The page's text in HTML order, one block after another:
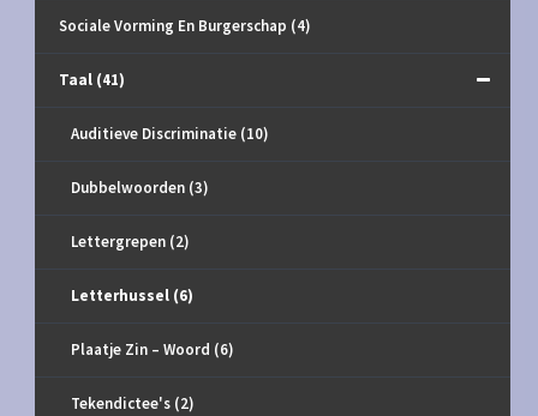
Sociale Vorming En Burgerschap (4)
Taal (41)
Auditieve Discriminatie (10)
Dubbelwoorden (3)
Lettergrepen (2)
Letterhussel (6)
Plaatje Zin – Woord (6)
Tekendictee's (2)